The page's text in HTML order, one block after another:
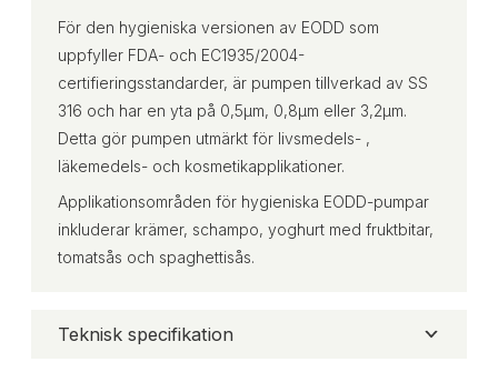
För den hygieniska versionen av EODD som
uppfyller FDA- och EC1935/2004-
certifieringsstandarder, är pumpen tillverkad av SS
316 och har en yta på 0,5μm, 0,8μm eller 3,2μm.
Detta gör pumpen utmärkt för livsmedels- ,
läkemedels- och kosmetikapplikationer.
Applikationsområden för hygieniska EODD-pumpar
inkluderar krämer, schampo, yoghurt med fruktbitar,
tomatsås och spaghettisås.
Teknisk specifikation